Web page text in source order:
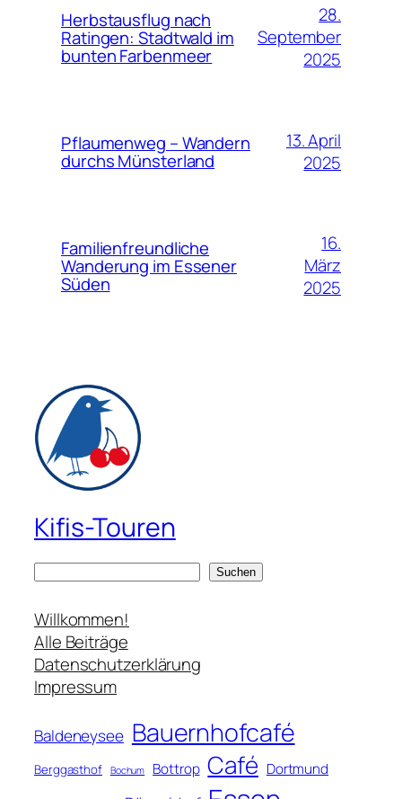
Herbstausflug nach
Ratingen: Stadtwald im
bunten Farbenmeer
28.
September
2025
Pflaumenweg – Wandern
durchs Münsterland
13. April
2025
Familienfreundliche
Wanderung im Essener
Süden
16.
März
2025
Kifis-Touren
c
h
e
n
Suchen
Willkommen!
Alle Beiträge
Datenschutzerklärung
Impressum
Baldeneysee Bauernhofcafé
Berggasthof Bochum Bottrop Café Dortmund